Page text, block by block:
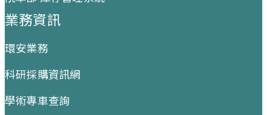
業務資訊
環安業務
科研採購資訊網
學術專車查詢